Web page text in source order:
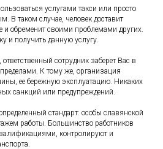
услугами такси или просто
В таком случае, человек доставит
и обременит своими проблемами других.
и получить данную услугу.
сотрудник заберет Вас в
К тому же, организация
ее бережную эксплуатацию. Никаких
санкций или предупреждений.
стандарт: особы славянской
работы. Большинство работников
контролируют и